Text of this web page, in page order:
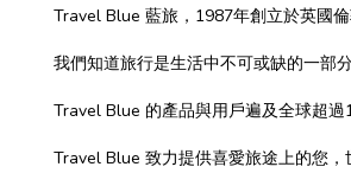
Travel Blue 藍旅，1987年創立於英國
我們知道旅行是生活中不可或缺的一部
Travel Blue 的產品與用戶遍及全球超
Travel Blue 致力提供喜愛旅途上的您，